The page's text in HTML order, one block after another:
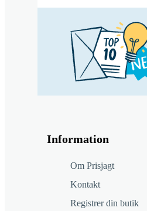
Information
Om Prisjagt
Kontakt
Registrer din butik